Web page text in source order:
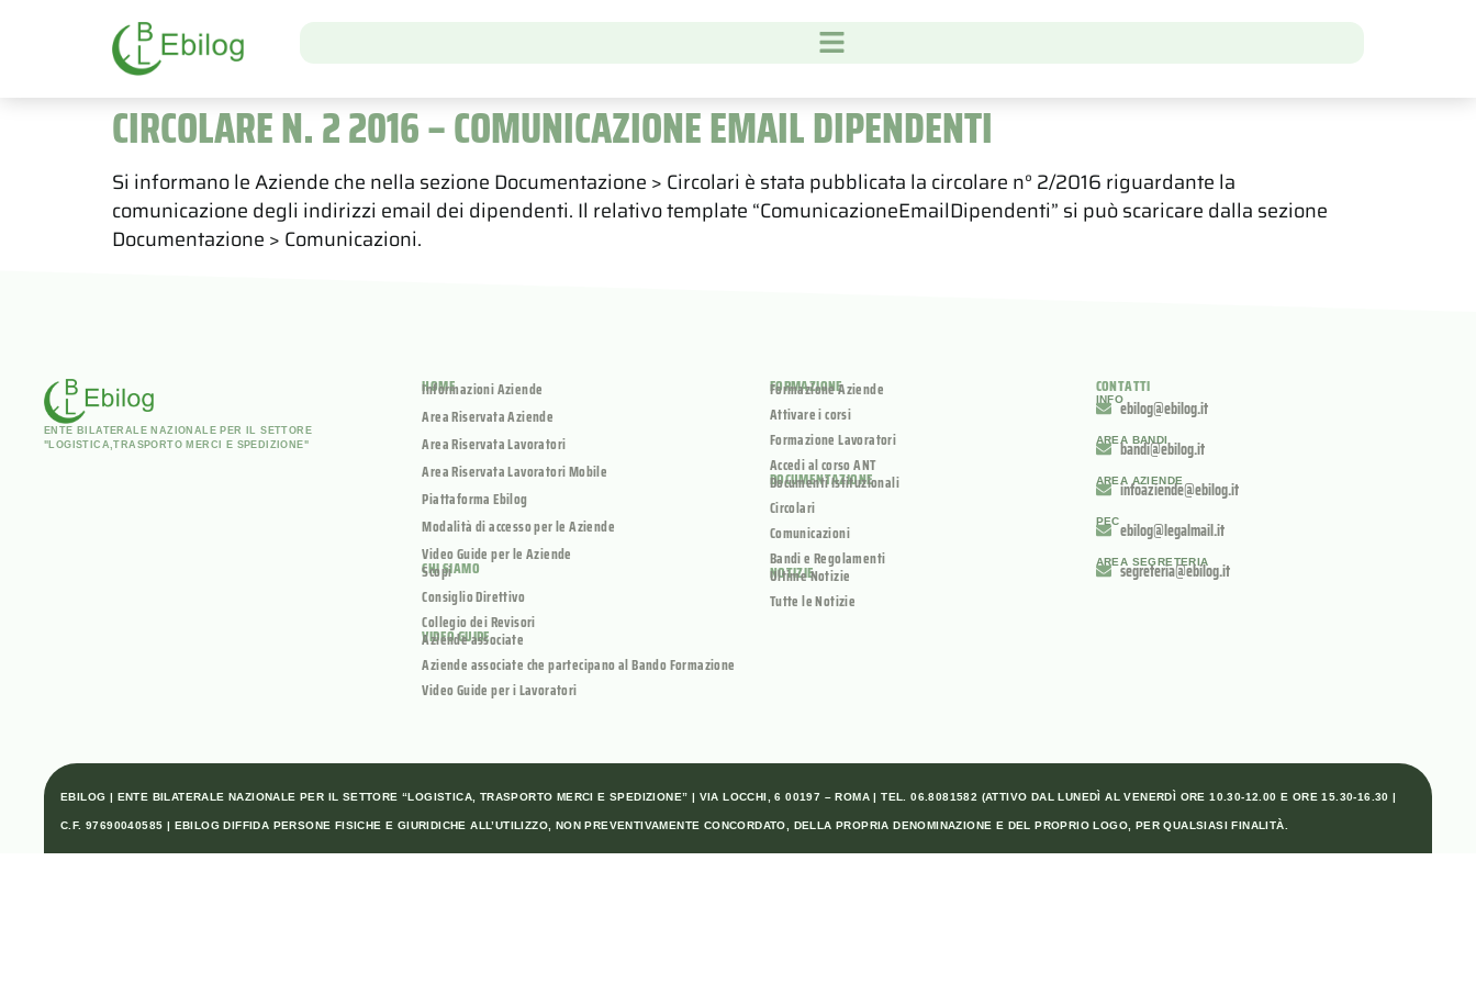
CIRCOLARE N. 2 2016 – COMUNICAZIONE EMAIL DIPENDENTI
Si informano le Aziende che nella sezione Documentazione > Circolari è stata pubblicata la circolare n° 2/2016 riguardante la
comunicazione degli indirizzi email dei dipendenti. Il relativo template “ComunicazioneEmailDipendenti” si può scaricare dalla sezione
Documentazione > Comunicazioni.
ENTE BILATERALE NAZIONALE PER IL SETTORE
"LOGISTICA,TRASPORTO MERCI E SPEDIZIONE"
HOME
Informazioni Aziende
Area Riservata Aziende
Area Riservata Lavoratori
Area Riservata Lavoratori Mobile
Piattaforma Ebilog
Modalità di accesso per le Aziende
Video Guide per le Aziende
CHI SIAMO
Scopi
Consiglio Direttivo
Collegio dei Revisori
VIDEO GUIDE
Aziende associate
Aziende associate che partecipano al Bando Formazione
Video Guide per i Lavoratori
FORMAZIONE
Formazione Aziende
Attivare i corsi
Formazione Lavoratori
Accedi al corso ANT
DOCUMENTAZIONE
Documenti Istituzionali
Circolari
Comunicazioni
Bandi e Regolamenti
NOTIZIE
Ultime Notizie
Tutte le Notizie
CONTATTI
INFOebilog@ebilog.it
AREA BANDI
bandi@ebilog.it
AREA AZIENDE
infoaziende@ebilog.it
PECebilog@legalmail.it
AREA SEGRETERIA
segreteria@ebilog.it
EBILOG | ENTE BILATERALE NAZIONALE PER IL SETTORE “LOGISTICA, TRASPORTO MERCI E SPEDIZIONE” | VIA LOCCHI, 6 00197 – ROMA | TEL. 06.8081582 (ATTIVO DAL LUNEDÌ AL VENERDÌ ORE 10.30-12.00 E ORE 15.30-16.30 |
C.F. 97690040585 | EBILOG DIFFIDA PERSONE FISICHE E GIURIDICHE ALL’UTILIZZO, NON PREVENTIVAMENTE CONCORDATO, DELLA PROPRIA DENOMINAZIONE E DEL PROPRIO LOGO, PER QUALSIASI FINALITÀ.